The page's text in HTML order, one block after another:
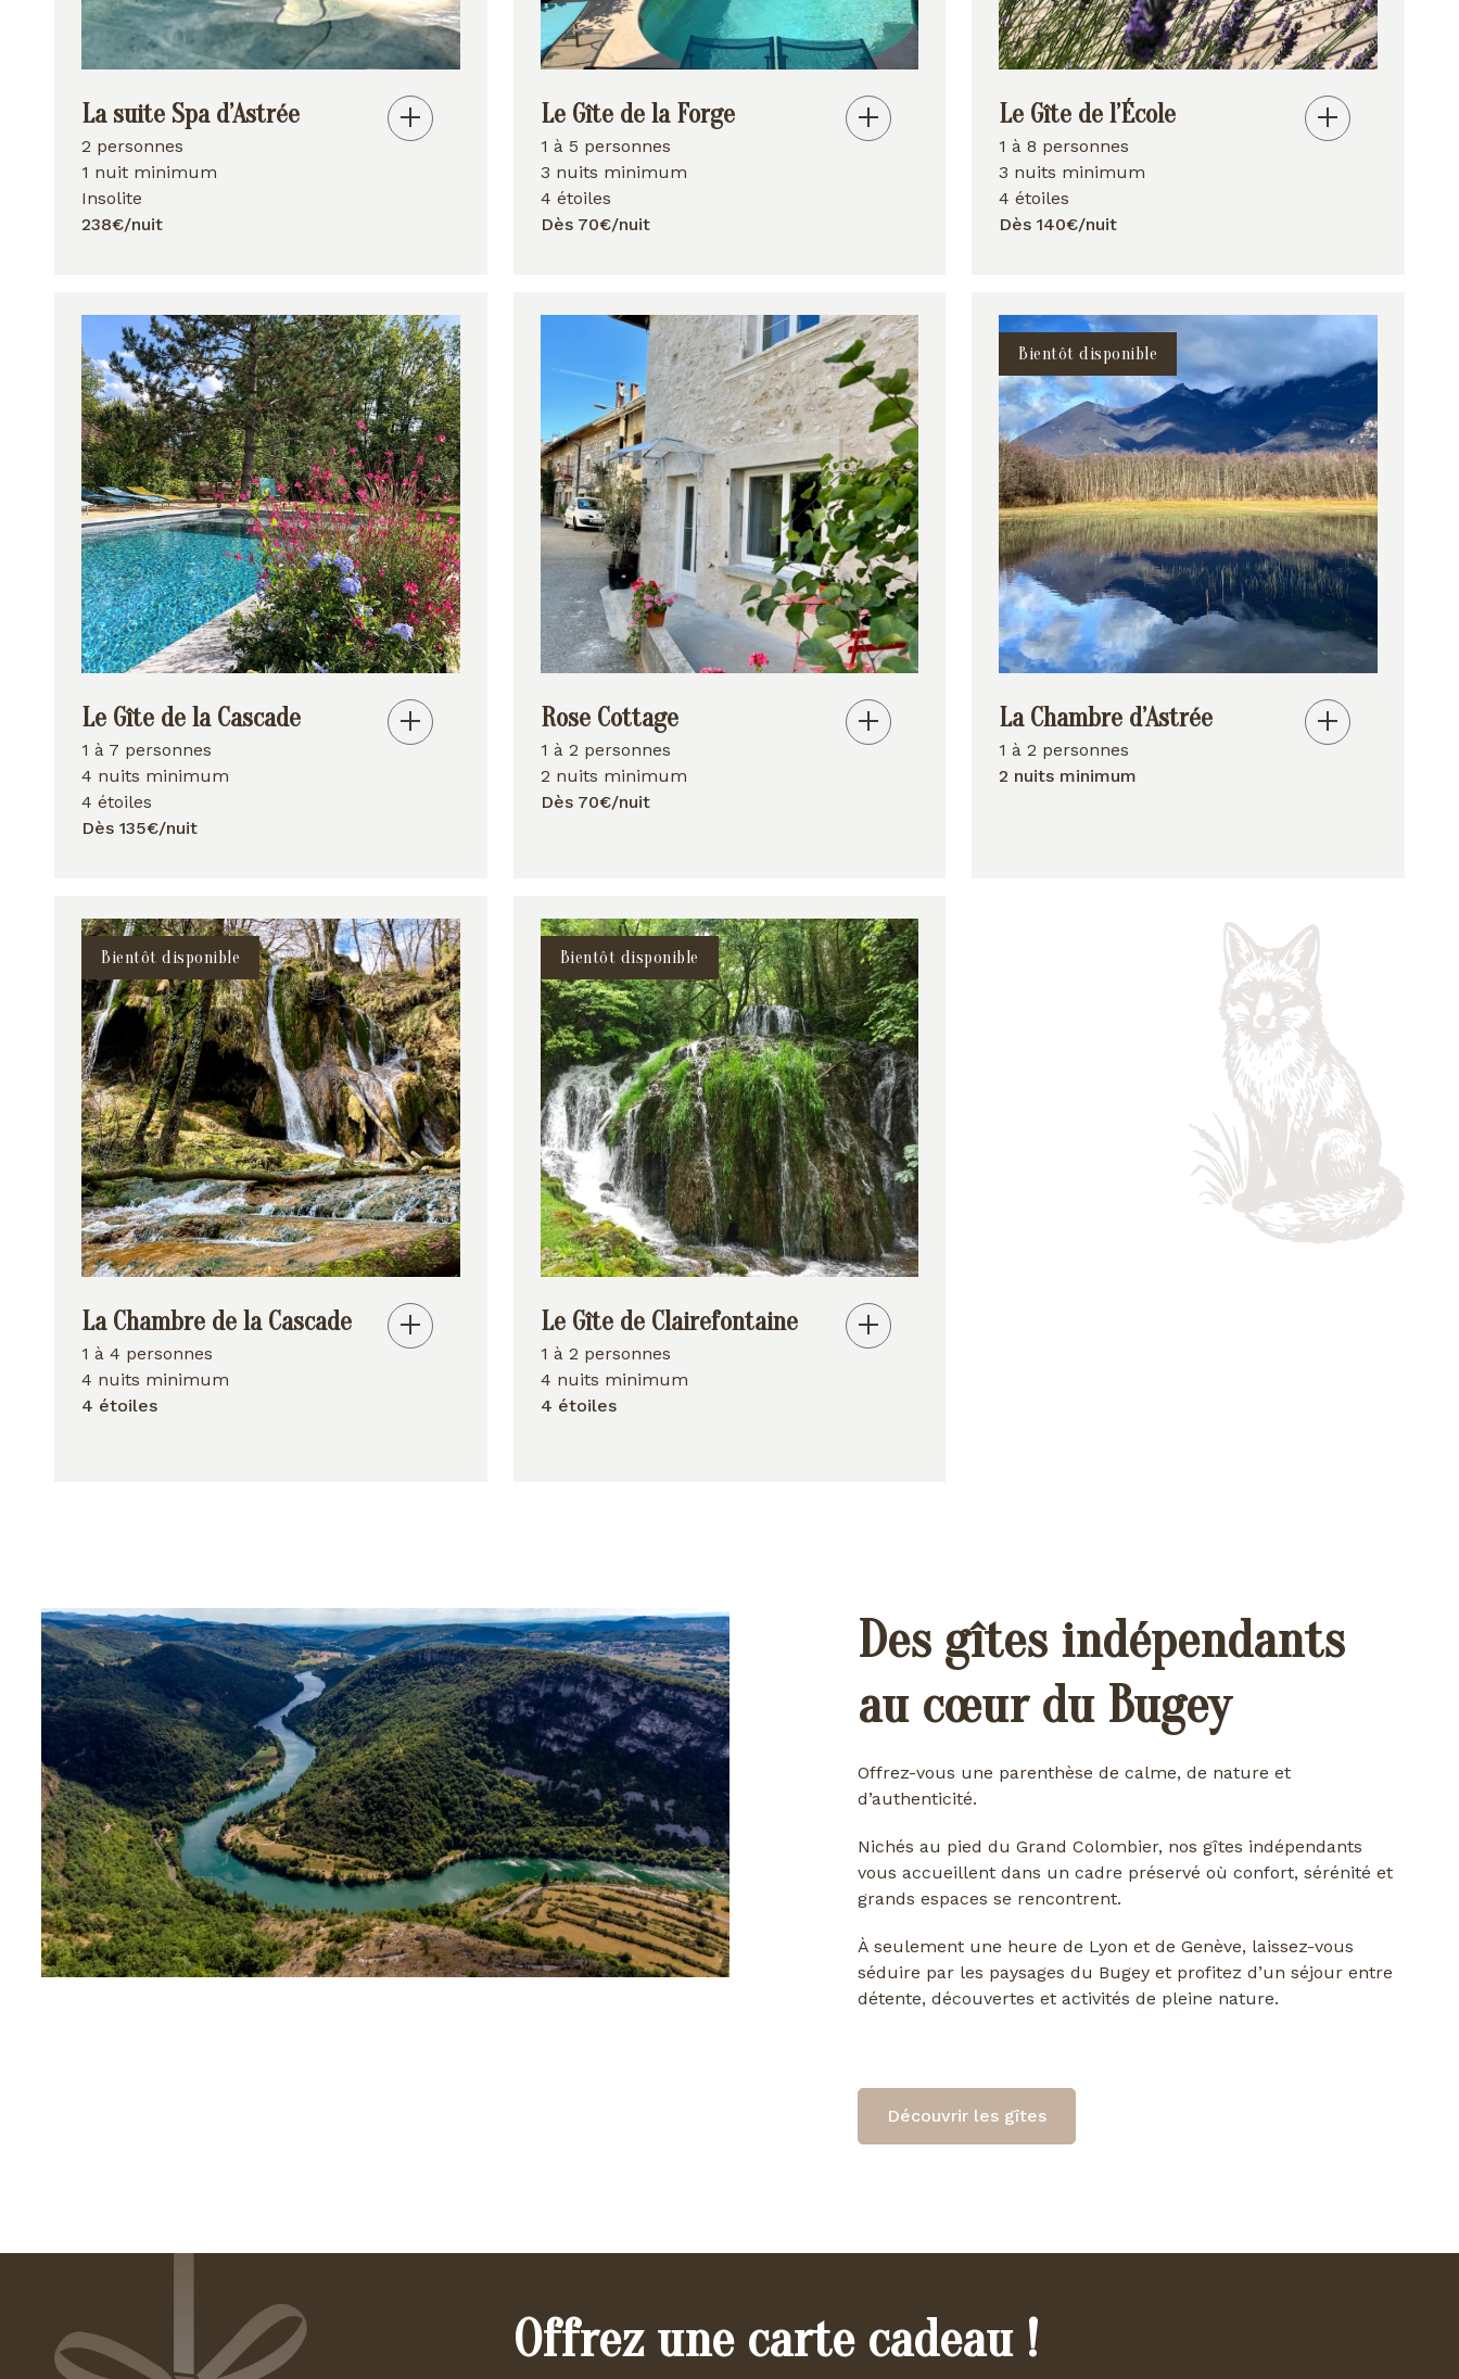
La suite Spa d’Astrée
2 personnes
1 nuit minimum
Insolite
238€/nuit
Le Gîte de la Forge
1 à 5 personnes
3 nuits minimum
4 étoiles
Dès 70€/nuit
Le Gîte de l’École
1 à 8 personnes
3 nuits minimum
4 étoiles
Dès 140€/nuit
Le Gîte de la Cascade
1 à 7 personnes
4 nuits minimum
4 étoiles
Dès 135€/nuit
Rose Cottage
1 à 2 personnes
2 nuits minimum
Dès 70€/nuit
Bientôt disponible
La Chambre d’Astrée
1 à 2 personnes
2 nuits minimum
Bientôt disponible
La Chambre de la Cascade
1 à 4 personnes
4 nuits minimum
4 étoiles
Bientôt disponible
Le Gîte de Clairefontaine
1 à 2 personnes
4 nuits minimum
4 étoiles
Des gîtes indépendants
au cœur du Bugey
Offrez-vous une parenthèse de calme, de nature et
d’authenticité.
Nichés au pied du Grand Colombier, nos gîtes indépendants
vous accueillent dans un cadre préservé où confort, sérénité et
grands espaces se rencontrent.
À seulement une heure de Lyon et de Genève, laissez-vous
séduire par les paysages du Bugey et profitez d’un séjour entre
détente, découvertes et activités de pleine nature.
Découvrir les gîtes
Offrez une carte cadeau !